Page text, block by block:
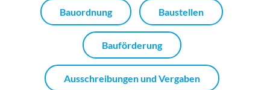
Bauordnung Baustellen
Bauförderung
Ausschreibungen und Vergaben